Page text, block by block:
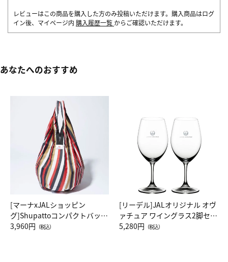
レビューはこの商品を購入した方のみ投稿いただけます。購入商品はログ
イン後、マイページ内 購入履歴一覧 からご確認いただけます。
あなたへのおすすめ
[マーナxJALショッピン
グ]Shupattoコンパクトバッグ
Drop JAL客室乗務員（LC）ス
3,960円 （税込）
[リーデル]JALオリジナル オヴ
ァチュア ワイングラス2脚セッ
ト（レッドワイン）
5,280円 （税込）